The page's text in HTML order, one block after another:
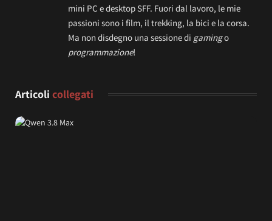
mini PC e desktop SFF. Fuori dal lavoro, le mie
passioni sono i film, il trekking, la bici e la corsa.
Ma non disdegno una sessione di gamingo
programmazione!
Articoli collegati